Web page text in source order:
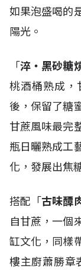
如果泡盛喝的
陽光。
「淬・黑砂糖
桃酒桶熟成，
後，保留了糖
甘蔗風味最完
瓶日曬熟成工
化，發展出焦
搭配「古味醰
自甘蔗，一個
缸文化，同樣
樓主廚蕭勝章